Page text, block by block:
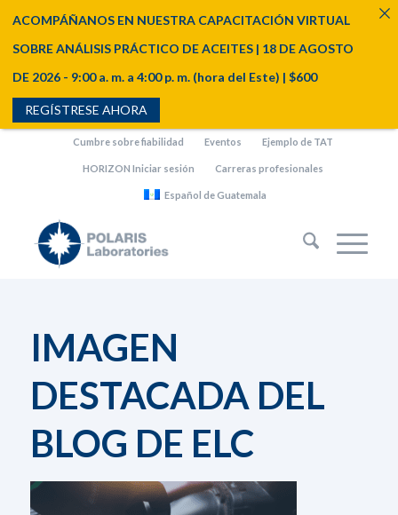
Cumbre sobre fiabilidad Eventos Ejemplo de TAT
HORIZON Iniciar sesión Carreras profesionales
Español de Guatemala
IMAGEN
DESTACADA DEL
BLOG DE ELC
ACOMPÁÑANOS EN NUESTRA CAPACITACIÓN VIRTUAL
SOBRE ANÁLISIS PRÁCTICO DE ACEITES | 18 DE AGOSTO
DE 2026 - 9:00 a. m. a 4:00 p. m. (hora del Este) | $600
REGÍSTRESE AHORA